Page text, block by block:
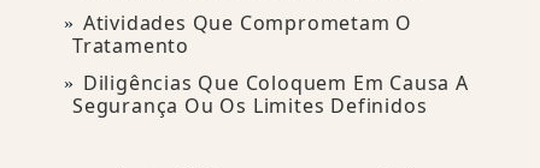
Atividades Que Comprometam O
Tratamento
Diligências Que Coloquem Em Causa A
Segurança Ou Os Limites Definidos